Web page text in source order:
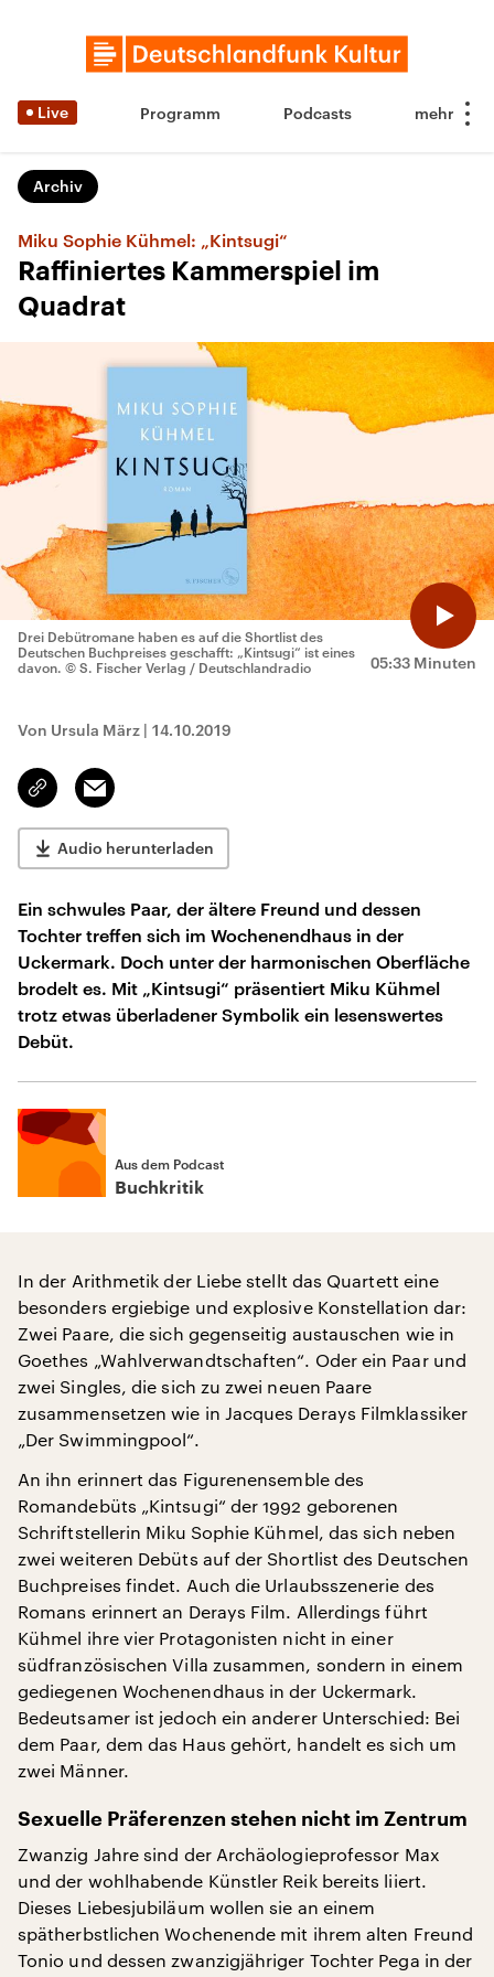
Live Programm Podcasts
Archiv
Miku Sophie Kühmel: „Kintsugi“
Raffiniertes Kammerspiel im
Quadrat
05:33 Minuten
Drei Debütromane haben es auf die Shortlist des
Deutschen Buchpreises geschafft: „Kintsugi“ ist eines
davon. © S. Fischer Verlag / Deutschlandradio
Von Ursula März | 14.10.2019
Link
kopieren/teilen
Email
Audio herunterladen
Ein schwules Paar, der ältere Freund und dessen
Tochter treffen sich im Wochenendhaus in der
Uckermark. Doch unter der harmonischen Oberfläche
brodelt es. Mit „Kintsugi“ präsentiert Miku Kühmel
trotz etwas überladener Symbolik ein lesenswertes
Debüt.
Aus dem Podcast
Buchkritik
In der Arithmetik der Liebe stellt das Quartett eine
besonders ergiebige und explosive Konstellation dar:
Zwei Paare, die sich gegenseitig austauschen wie in
Goethes „Wahlverwandtschaften“. Oder ein Paar und
zwei Singles, die sich zu zwei neuen Paare
zusammensetzen wie in Jacques Derays Filmklassiker
„Der Swimmingpool“.
An ihn erinnert das Figurenensemble des
Romandebüts „Kintsugi“ der 1992 geborenen
Schriftstellerin Miku Sophie Kühmel, das sich neben
zwei weiteren Debüts auf der Shortlist des Deutschen
Buchpreises findet. Auch die Urlaubsszenerie des
Romans erinnert an Derays Film. Allerdings führt
Kühmel ihre vier Protagonisten nicht in einer
südfranzösischen Villa zusammen, sondern in einem
gediegenen Wochenendhaus in der Uckermark.
Bedeutsamer ist jedoch ein anderer Unterschied: Bei
dem Paar, dem das Haus gehört, handelt es sich um
zwei Männer.
Sexuelle Präferenzen stehen nicht im Zentrum
Zwanzig Jahre sind der Archäologieprofessor Max
und der wohlhabende Künstler Reik bereits liiert.
Dieses Liebesjubiläum wollen sie an einem
spätherbstlichen Wochenende mit ihrem alten Freund
Tonio und dessen zwanzigjähriger Tochter Pega in der